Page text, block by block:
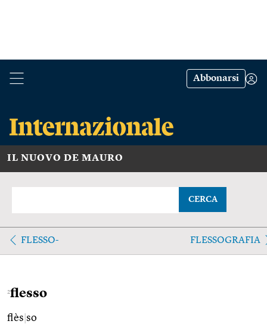
Abbonarsi
IL NUOVO DE MAURO
CERCA
FLESSO- FLESSOGRAFIA
2flesso
flès so